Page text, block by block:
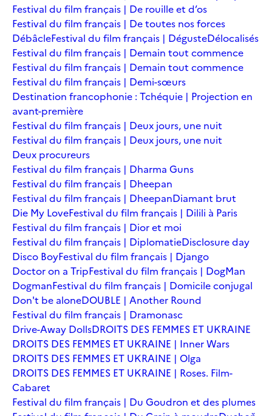
Festival du film français | De rouille et d’os
Festival du film français | De toutes nos forces
DébâcleFestival du film français | DégusteDélocalisés
Festival du film français | Demain tout commence
Festival du film français | Demain tout commence
Festival du film français | Demi-sœurs
Destination francophonie : Tchéquie | Projection en
avant-première
Festival du film français | Deux jours, une nuit
Festival du film français | Deux jours, une nuit
Deux procureurs
Festival du film français | Dharma Guns
Festival du film français | Dheepan
Festival du film français | DheepanDiamant brut
Die My LoveFestival du film français | Dilili à Paris
Festival du film français | Dior et moi
Festival du film français | DiplomatieDisclosure day
Disco BoyFestival du film français | Django
Doctor on a TripFestival du film français | DogMan
DogmanFestival du film français | Domicile conjugal
Don't be aloneDOUBLE | Another Round
Festival du film français | Dramonasc
Drive-Away DollsDROITS DES FEMMES ET UKRAINE
DROITS DES FEMMES ET UKRAINE | Inner Wars
DROITS DES FEMMES ET UKRAINE | Olga
DROITS DES FEMMES ET UKRAINE | Roses. Film-
Cabaret
Festival du film français | Du Goudron et des plumes